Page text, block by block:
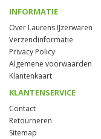
INFORMATIE
Over Laurens IJzerwaren
Verzendinformatie
Privacy Policy
Algemene voorwaarden
Klantenkaart
KLANTENSERVICE
Contact
Retourneren
Sitemap